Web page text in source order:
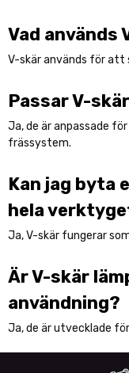
Vad används
V-skär används för att
Passar V-
Ja, de är anpassade
frässystem.
Kan jag byta
hela
Ja, V-skär fungerar
Är V-skär
användning?
Ja, de är utvecklade